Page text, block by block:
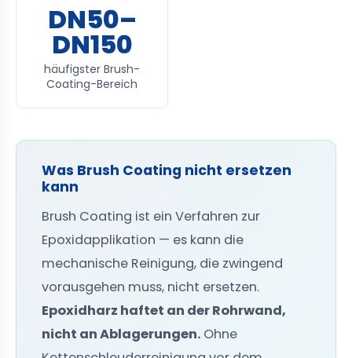
DN50–
DN150
häufigster Brush-
Coating-Bereich
Was Brush Coating nicht ersetzen
kann
Brush Coating ist ein Verfahren zur
Epoxidapplikation — es kann die
mechanische Reinigung, die zwingend
vorausgehen muss, nicht ersetzen.
Epoxidharz haftet an der Rohrwand,
nicht an Ablagerungen. Ohne